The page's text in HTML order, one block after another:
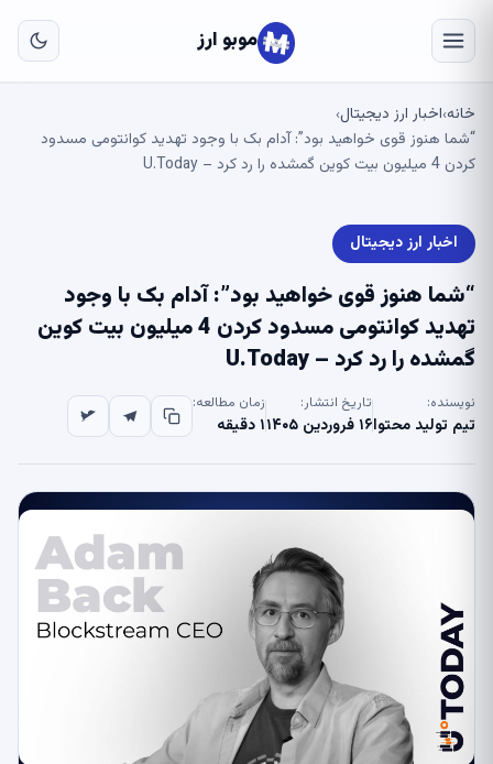
موبو ارز
خانه›اخبار ارز دیجیتال›
“شما هنوز قوی خواهید بود”: آدام بک با وجود تهدید کوانتومی مسدود
کردن 4 میلیون بیت کوین گمشده را رد کرد – U.Today
اخبار ارز دیجیتال
“شما هنوز قوی خواهید بود”: آدام بک با وجود
تهدید کوانتومی مسدود کردن 4 میلیون بیت کوین
گمشده را رد کرد – U.Today
نویسنده:
تیم تولید محتوا
تاریخ انتشار:
۱۶ فروردین ۱۴۰۵
زمان مطالعه:
۱ دقیقه